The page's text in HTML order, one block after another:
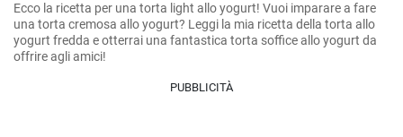
Ecco la ricetta per una torta light allo yogurt! Vuoi imparare a fare
una torta cremosa allo yogurt? Leggi la mia ricetta della torta allo
yogurt fredda e otterrai una fantastica torta soffice allo yogurt da
offrire agli amici!
PUBBLICITÀ